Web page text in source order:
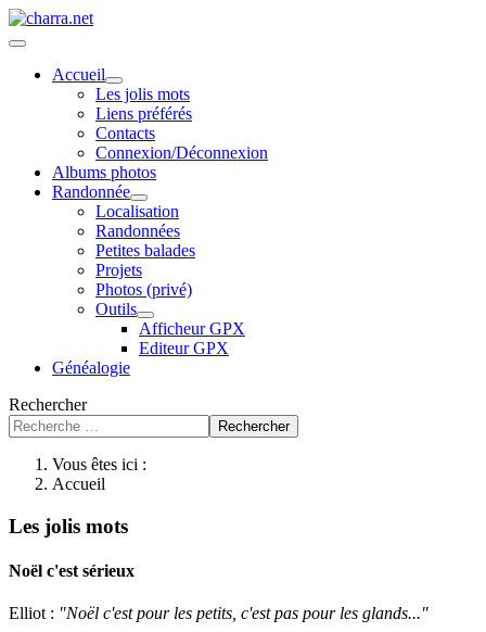
Accueil
Les jolis mots
Liens préférés
Contacts
Connexion/Déconnexion
Albums photos
Randonnée
Localisation
Randonnées
Petites balades
Projets
Photos (privé)
Outils
Afficheur GPX
Editeur GPX
Généalogie
Rechercher
Rechercher
Vous êtes ici :
Accueil
Les jolis mots
Noël c'est sérieux
Elliot : "Noël c'est pour les petits, c'est pas pour les glands..."